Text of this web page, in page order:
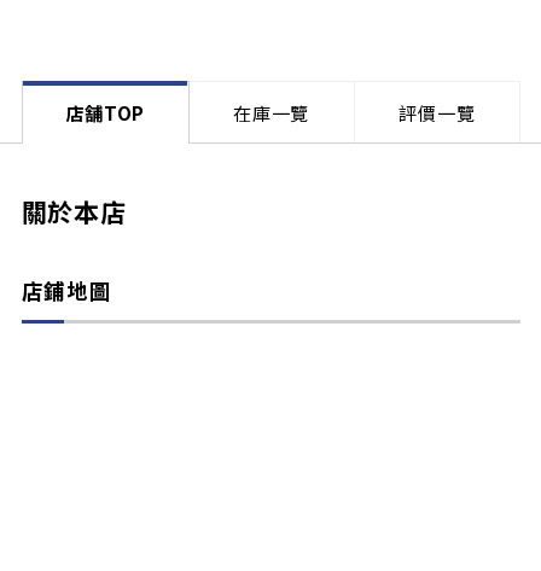
店舗TOP 在庫一覽 評價一覽
關於本店
店鋪地圖